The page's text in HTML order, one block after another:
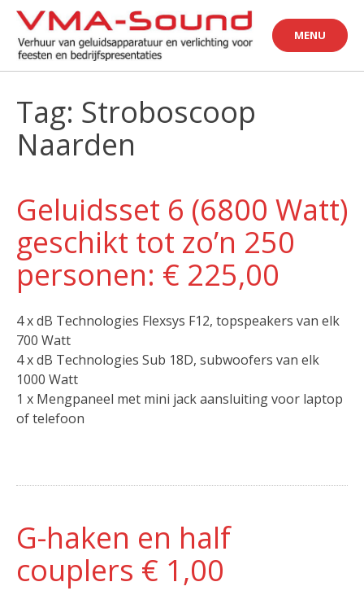
Skip
content
MENU
Tag: Stroboscoop
Naarden
Geluidsset 6 (6800 Watt)
geschikt tot zo’n 250
personen: € 225,00
4 x dB Technologies Flexsys F12, topspeakers van elk
700 Watt
4 x dB Technologies Sub 18D, subwoofers van elk
1000 Watt
1 x Mengpaneel met mini jack aansluiting voor laptop
of telefoon
G-haken en half
couplers € 1,00